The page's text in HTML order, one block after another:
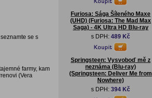
se s
farmy, kam
(Vera
Furiosa: Sága Šíleného Maxe
(UHD) (Furiosa: The Mad Max
Saga) - 4K Ultra HD Blu-ray
s DPH: 489 Kč
Springsteen: Vysvoboď mě z
neznáma (Blu-ray)
(Springsteen: Deliver Me from
Nowhere)
s DPH: 394 Kč